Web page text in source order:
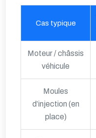
Cas typique
Moteur / châssis
véhicule
Moules
d’injection (en
place)